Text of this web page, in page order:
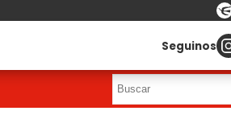
Seguinos